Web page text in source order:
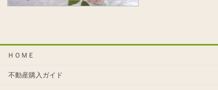
ＨＯＭＥ
不動産購入ガイド